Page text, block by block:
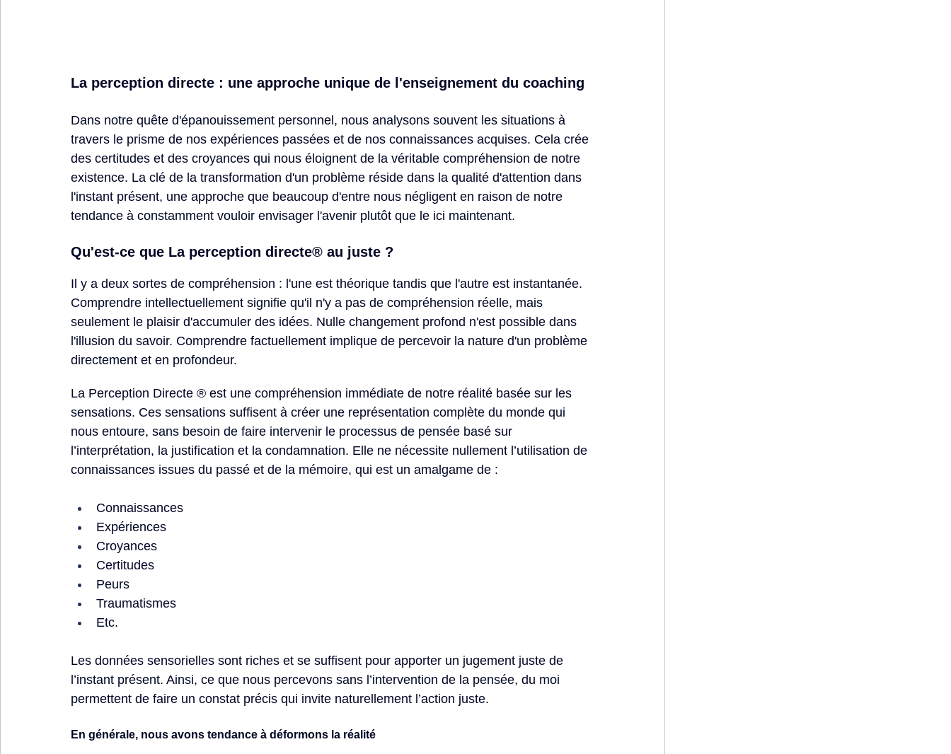
La perception directe : une approche unique de l'enseignement du coaching
Dans notre quête d'épanouissement personnel, nous analysons souvent les situations à
travers le prisme de nos expériences passées et de nos connaissances acquises. Cela crée
des certitudes et des croyances qui nous éloignent de la véritable compréhension de notre
existence. La clé de la transformation d'un problème réside dans la qualité d'attention dans
l'instant présent, une approche que beaucoup d'entre nous négligent en raison de notre
tendance à constamment vouloir envisager l'avenir plutôt que le ici maintenant.
Qu'est-ce que La perception directe® au juste ?​
Il y a deux sortes de compréhension : l'une est théorique tandis que l'autre est instantanée.
Comprendre intellectuellement signifie qu'il n'y a pas de compréhension réelle, mais
seulement le plaisir d'accumuler des idées. Nulle changement profond n'est possible dans
l'illusion du savoir. Comprendre factuellement implique de percevoir la nature d'un problème
directement et en profondeur.
La Perception Directe ® est une compréhension immédiate de notre réalité basée sur les
sensations. Ces sensations suffisent à créer une représentation complète du monde qui
nous entoure, sans besoin de faire intervenir le processus de pensée basé sur
l’interprétation, la justification et la condamnation. Elle ne nécessite nullement l’utilisation de
connaissances issues du passé et de la mémoire, qui est un amalgame de :
Connaissances
Expériences
Croyances
Certitudes
Peurs
Traumatismes
Etc.
Les données sensorielles sont riches et se suffisent pour apporter un jugement juste de
l’instant présent. Ainsi, ce que nous percevons sans l’intervention de la pensée, du moi
permettent de faire un constat précis qui invite naturellement l’action juste.
En générale, nous avons tendance à déformons la réalité